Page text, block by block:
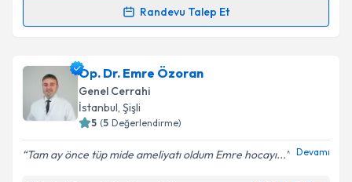
Takvim Talebini Gönder
Randevu Talep Et
takvim hazırlandığında e-posta ile bilgilendireceğiz.
E-posta Adresiniz
Op. Dr. Emre Özoran
Genel Cerrahi
İstanbul, Şişli
5 (5 Değerlendirme)
Tam ay önce tüp mide ameliyatı oldum Emre hocayı... Devamı